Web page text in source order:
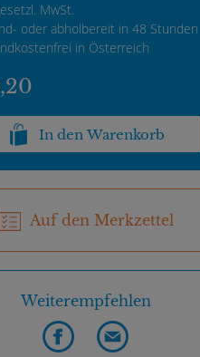
MwSt.
oder abholbereit in 48 Stunden
in Österreich
In den Warenkorb
Auf den Merkzettel
Weiterempfehlen